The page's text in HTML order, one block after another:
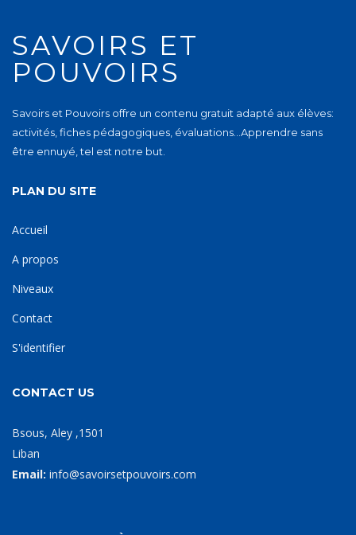
SAVOIRS ET
POUVOIRS
Savoirs et Pouvoirs offre un contenu gratuit adapté aux élèves:
activités, fiches pédagogiques, évaluations…Apprendre sans
être ennuyé, tel est notre but.
PLAN DU SITE
Accueil
A propos
Niveaux
Contact
S'identifier
CONTACT US
Bsous, Aley ,1501
Liban
Email: info@savoirsetpouvoirs.com